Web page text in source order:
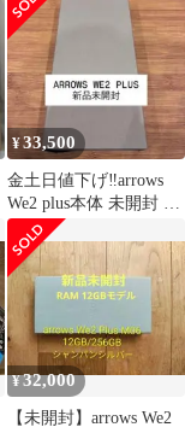
¥33,500
金土日値下げ‼️arrows
We2 plus本体 未開封 新
品未使用
¥32,000
【未開封】arrows We2